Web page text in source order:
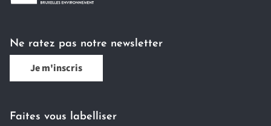
Ne ratez pas notre newsletter
Je m'inscris
Faites vous labelliser